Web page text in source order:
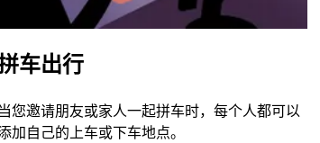
车出行
当您邀请朋友或家人一起拼车时，每个人都可以
加自己的上车或下车地点。